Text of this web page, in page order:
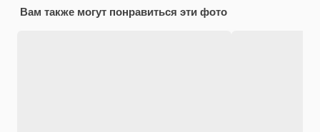
Вам также могут понравиться эти фото